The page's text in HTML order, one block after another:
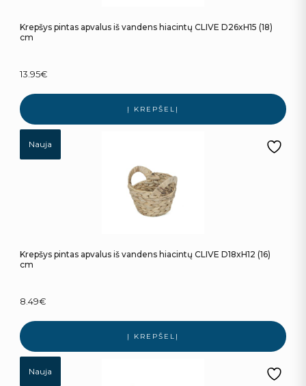
Krepšys pintas apvalus iš vandens hiacintų CLIVE D26xH15 (18)
cm
13.95€
Į KREPŠELĮ
Nauja
Krepšys pintas apvalus iš vandens hiacintų CLIVE D18xH12 (16)
cm
8.49€
Į KREPŠELĮ
Nauja